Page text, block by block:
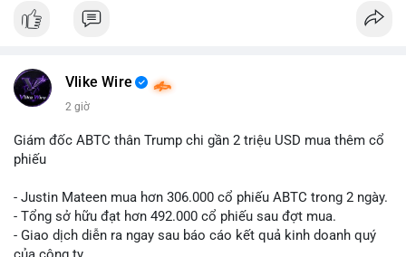
#12dot1btc #786kusd
$cro
📰 Nguồn: Cointelegraph
Vlike Wire
2 giờ
Giám đốc ABTC thân Trump chi gần 2 triệu USD mua thêm cổ
phiếu
- Justin Mateen mua hơn 306.000 cổ phiếu ABTC trong 2 ngày.
- Tổng sở hữu đạt hơn 492.000 cổ phiếu sau đợt mua.
- Giao dịch diễn ra ngay sau báo cáo kết quả kinh doanh quý